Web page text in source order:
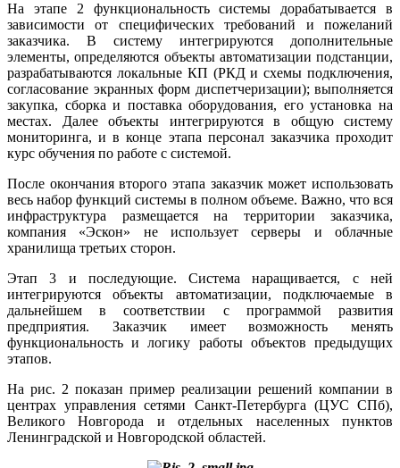
На этапе 2 функциональность системы дорабатывается в
зависимости от специфических требований и пожеланий
заказчика. В систему интегрируются дополнительные
элементы, определяются объекты автоматизации подстанции,
разрабатываются локальные КП (РКД и схемы подключения,
согласование экранных форм диспетчеризации); выполняется
закупка, сборка и поставка оборудования, его установка на
местах. Далее объекты интегрируются в общую систему
мониторинга, и в конце этапа персонал заказчика проходит
курс обучения по работе с системой.
После окончания второго этапа заказчик может использовать
весь набор функций системы в полном объеме. Важно, что вся
инфраструктура размещается на территории заказчика,
компания «Эскон» не использует серверы и облачные
хранилища третьих сторон.
Этап 3 и последующие. Система наращивается, с ней
интегрируются объекты автоматизации, подключаемые в
дальнейшем в соответствии с программой развития
предприятия. Заказчик имеет возможность менять
функциональность и логику работы объектов предыдущих
этапов.
На рис. 2 показан пример реализации решений компании в
центрах управления сетями Санкт-Петербурга (ЦУС СПб),
Великого Новгорода и отдельных населенных пунктов
Ленинградской и Новгородской областей.